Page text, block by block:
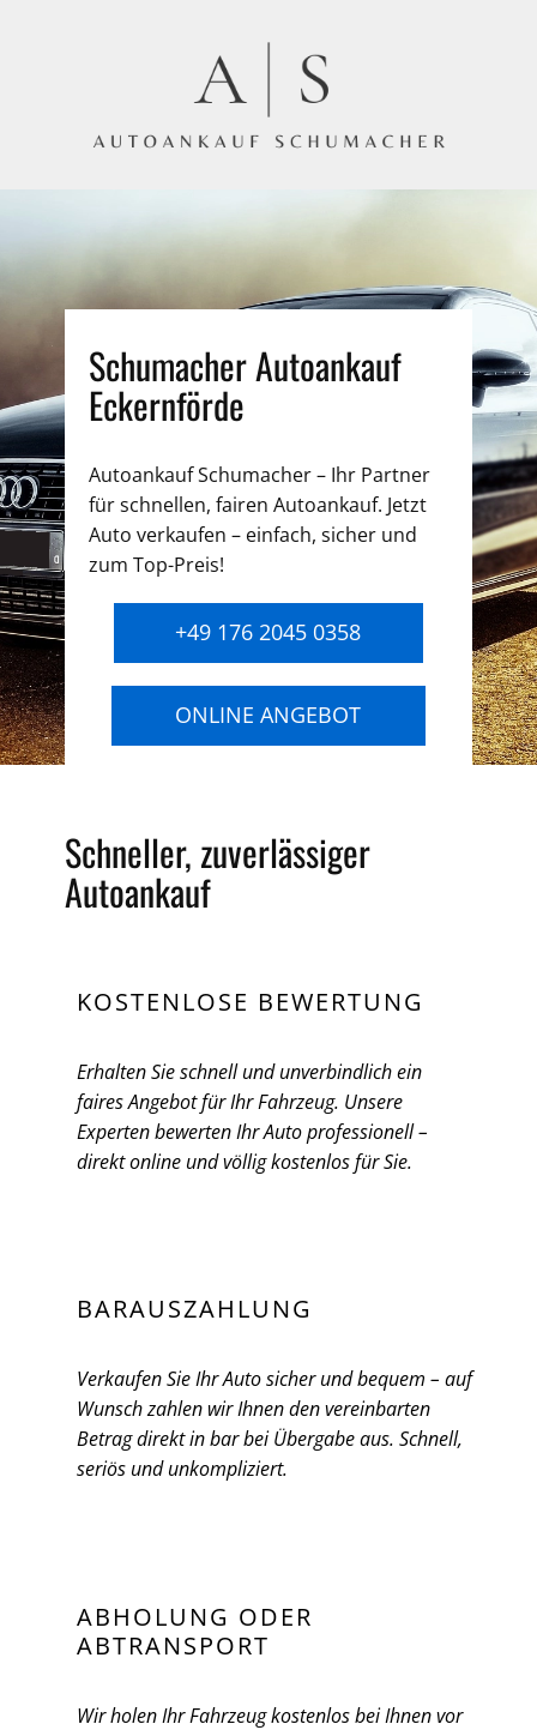
Schumacher Autoankauf
Eckernförde
Autoankauf Schumacher – Ihr Partner
für schnellen, fairen Autoankauf. Jetzt
Auto verkaufen – einfach, sicher und
zum Top-Preis!
+49 176 2045 0358
ONLINE ANGEBOT
Schneller, zuverlässiger
Autoankauf
KOSTENLOSE BEWERTUNG
Erhalten Sie schnell und unverbindlich ein
faires Angebot für Ihr Fahrzeug. Unsere
Experten bewerten Ihr Auto professionell –
direkt online und völlig kostenlos für Sie.
BARAUSZAHLUNG
Verkaufen Sie Ihr Auto sicher und bequem – auf
Wunsch zahlen wir Ihnen den vereinbarten
Betrag direkt in bar bei Übergabe aus. Schnell,
seriös und unkompliziert.
ABHOLUNG ODER
ABTRANSPORT
Wir holen Ihr Fahrzeug kostenlos bei Ihnen vor